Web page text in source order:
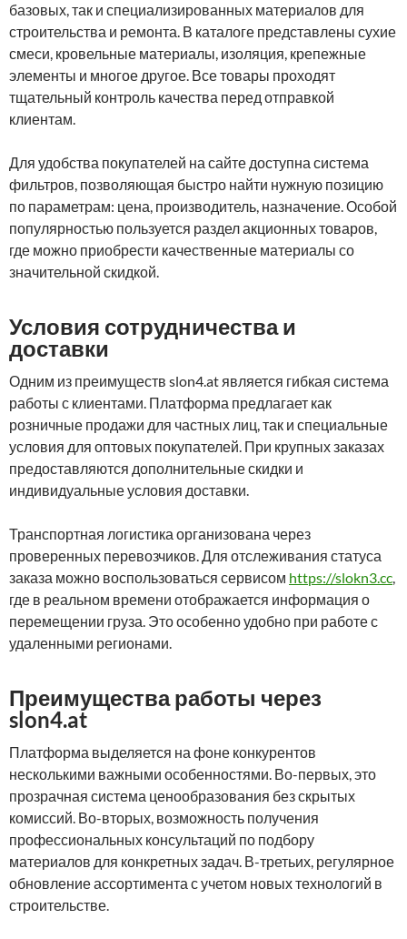
базовых, так и специализированных материалов для
строительства и ремонта. В каталоге представлены сухие
смеси, кровельные материалы, изоляция, крепежные
элементы и многое другое. Все товары проходят
тщательный контроль качества перед отправкой
клиентам.
Для удобства покупателей на сайте доступна система
фильтров, позволяющая быстро найти нужную позицию
по параметрам: цена, производитель, назначение. Особой
популярностью пользуется раздел акционных товаров,
где можно приобрести качественные материалы со
значительной скидкой.
Условия сотрудничества и
доставки
Одним из преимуществ slon4.at является гибкая система
работы с клиентами. Платформа предлагает как
розничные продажи для частных лиц, так и специальные
условия для оптовых покупателей. При крупных заказах
предоставляются дополнительные скидки и
индивидуальные условия доставки.
Транспортная логистика организована через
проверенных перевозчиков. Для отслеживания статуса
заказа можно воспользоваться сервисом https://slokn3.cc,
где в реальном времени отображается информация о
перемещении груза. Это особенно удобно при работе с
удаленными регионами.
Преимущества работы через
slon4.at
Платформа выделяется на фоне конкурентов
несколькими важными особенностями. Во-первых, это
прозрачная система ценообразования без скрытых
комиссий. Во-вторых, возможность получения
профессиональных консультаций по подбору
материалов для конкретных задач. В-третьих, регулярное
обновление ассортимента с учетом новых технологий в
строительстве.